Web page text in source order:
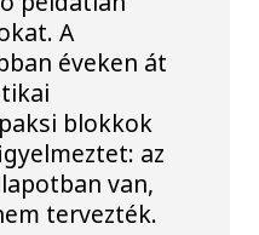
A
éveken át
blokkok
az
van,
tervezték.